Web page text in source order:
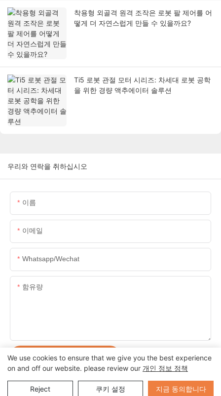
착용형 외골격 원격 조작은 로봇 팔 제어를 어
떻게 더 자연스럽게 만들 수 있을까요?
Ti5 로봇 관절 모터 시리즈: 차세대 로봇 공학
을 위한 경량 액추에이터 솔루션
우리와 연락을 취하십시오
이름
이메일
Whatsapp/wechat
함유량
지금 문의 사항을 보냅니다
Send Inquiry
We use cookies to ensure that we give you the best experience
on and off our website. please review our 개인 정보 정책
Reject 쿠키 설정 지금 동의합니다